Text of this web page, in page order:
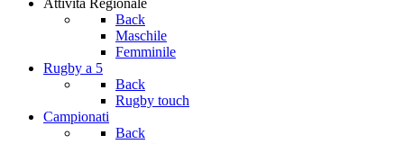
Attività Regionale
Back
Maschile
Femminile
Rugby a 5
Back
Rugby touch
Campionati
Back